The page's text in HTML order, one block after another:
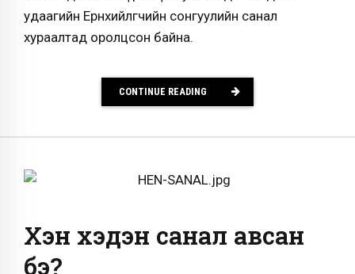
удаагийн Ерөнхийлөгчийн сонгуулийн санал
хураалтад оролцсон байна.
CONTINUE READING
Хэн хэдэн санал авсан
бэ?